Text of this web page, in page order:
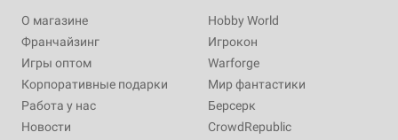
О магазине
Франчайзинг
Игры оптом
Корпоративные подарки
Работа у нас
Новости
Hobby World
Игрокон
Warforge
Мир фантастики
Берсерк
CrowdRepublic